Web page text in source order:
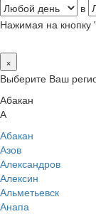
в
Нажимая на кнопку
×
Выберите Ваш
Абакан
А
Абакан
Азов
Александров
Алексин
Альметьевск
Анапа